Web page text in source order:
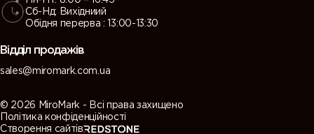
Сб-Нд: Вихідниий
Обідня перерва : 13:00-13:30
Відділ продажів
sales@miromark.com.ua
© 2026 MiroMark - Всі права захищено
Політика конфіденційності
Створення сайтів